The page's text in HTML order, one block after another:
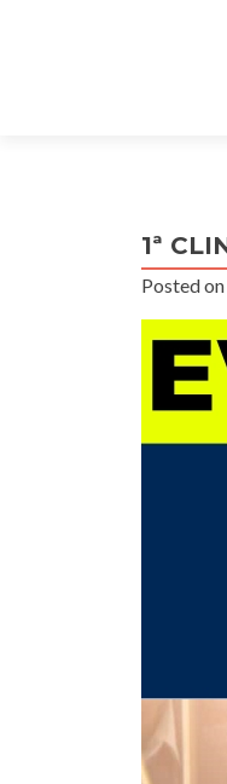
1ª
Posted on